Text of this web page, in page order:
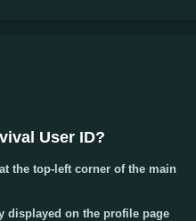
User ID?
the top-left corner of the main
displayed on the profile page